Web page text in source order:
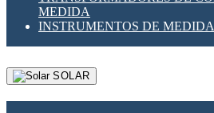
MEDIDA
INSTRUMENTOS DE MEDIDA
SOLAR